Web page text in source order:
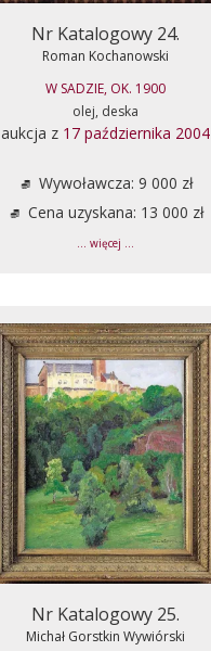
Nr Katalogowy 24.
Roman Kochanowski
W SADZIE, OK. 1900
olej, deska
aukcja z 17 października 2004
Wywoławcza: 9 000 zł
Cena uzyskana: 13 000 zł
... więcej ...
Nr Katalogowy 25.
Michał Gorstkin Wywiórski